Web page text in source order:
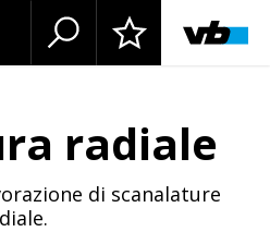
radiale
di scanalature